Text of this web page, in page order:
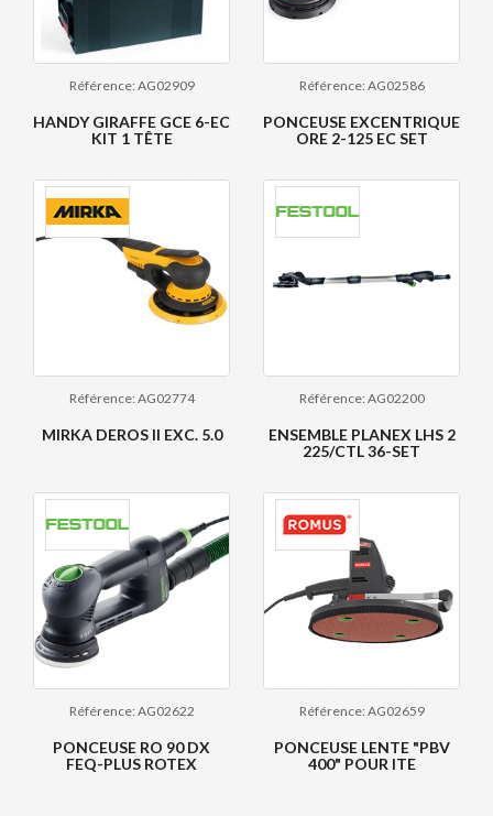
Référence: AG02909
HANDY GIRAFFE GCE 6-EC
KIT 1 TÊTE
Référence: AG02586
PONCEUSE EXCENTRIQUE
ORE 2-125 EC SET
Référence: AG02774
MIRKA DEROS II EXC. 5.0
Référence: AG02200
ENSEMBLE PLANEX LHS 2
225/CTL 36-SET
Référence: AG02622
PONCEUSE RO 90 DX
FEQ-PLUS ROTEX
Référence: AG02659
PONCEUSE LENTE "PBV
400" POUR ITE